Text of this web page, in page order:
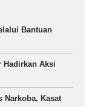
Bantuan
Hadirkan Aksi
Narkoba, Kasat